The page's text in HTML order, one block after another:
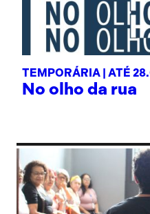
TEMPORÁRIA | ATÉ
No olho da rua